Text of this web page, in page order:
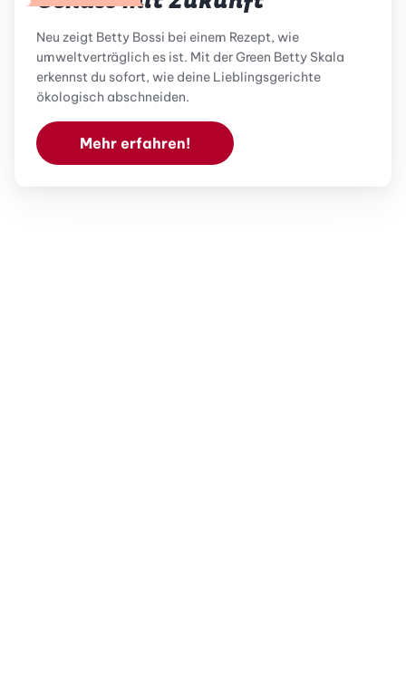
Neu zeigt Betty Bossi bei einem Rezept, wie
umweltverträglich es ist. Mit der Green Betty Skala
erkennst du sofort, wie deine Lieblingsgerichte
ökologisch abschneiden.
Mehr erfahren!